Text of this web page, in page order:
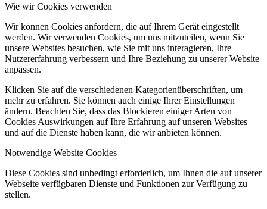
Wie wir Cookies verwenden
Wir können Cookies anfordern, die auf Ihrem Gerät eingestellt
werden. Wir verwenden Cookies, um uns mitzuteilen, wenn Sie
unsere Websites besuchen, wie Sie mit uns interagieren, Ihre
Nutzererfahrung verbessern und Ihre Beziehung zu unserer Website
anpassen.
Klicken Sie auf die verschiedenen Kategorienüberschriften, um
mehr zu erfahren. Sie können auch einige Ihrer Einstellungen
ändern. Beachten Sie, dass das Blockieren einiger Arten von
Cookies Auswirkungen auf Ihre Erfahrung auf unseren Websites
und auf die Dienste haben kann, die wir anbieten können.
Notwendige Website Cookies
Diese Cookies sind unbedingt erforderlich, um Ihnen die auf unserer
Webseite verfügbaren Dienste und Funktionen zur Verfügung zu
stellen.